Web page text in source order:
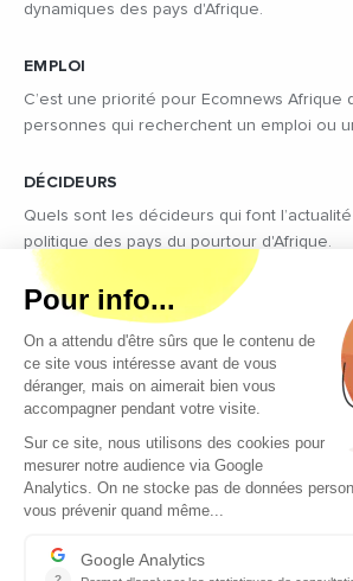
dynamiques des pays d'Afrique.
EMPLOI
C’est une priorité pour Ecomnews Afrique
personnes qui recherchent un emploi ou
DÉCIDEURS
Quels sont les décideurs qui font
politique des pays du pourtour d'Afrique.
Copyright © 2026 - Tous droits réservés
Qui sommes-nous ?
Contact